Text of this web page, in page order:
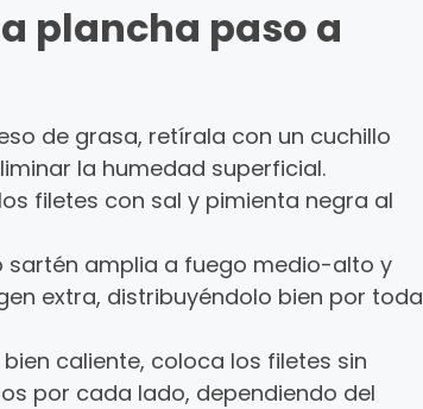
plancha paso a
de grasa, retírala con un cuchillo
la humedad superficial.
filetes con sal y pimienta negra al
sartén amplia a fuego medio-alto y
extra, distribuyéndolo bien por toda
caliente, coloca los filetes sin
por cada lado, dependiendo del